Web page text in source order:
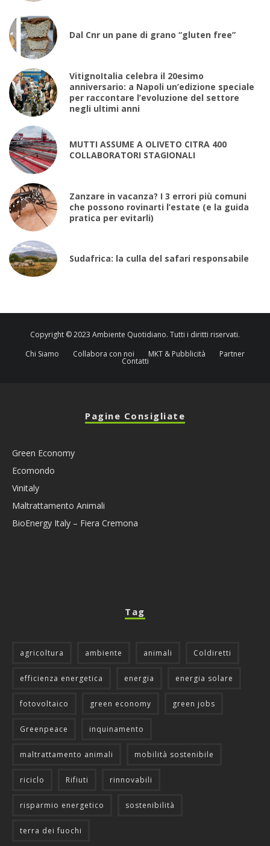
Dal Cnr un pane di grano “gluten free”
VitignoItalia celebra il 20esimo
anniversario: a Napoli un’edizione speciale
per raccontare l’evoluzione del settore
negli ultimi anni
MUTTI ASSUME A OLIVETO CITRA 400
COLLABORATORI STAGIONALI
Zanzare in vacanza? I 3 errori più comuni
che possono rovinarti l’estate (e la guida
pratica per evitarli)
Sudafrica: la culla del safari responsabile
Copyright © 2023 Ambiente Quotidiano. Tutti i diritti riservati.
Chi Siamo
Collabora con noi MKT & Pubblicità Partner
Contatti
Pagine Consigliate
Green Economy
Ecomondo
Vinitaly
Maltrattamento Animali
BioEnergy Italy – Fiera Cremona
Tag
agricoltura ambiente animali Coldiretti
efficienza energetica energia energia solare
fotovoltaico green economy green jobs
Greenpeace inquinamento
maltrattamento animali mobilità sostenibile
riciclo Rifiuti rinnovabili
risparmio energetico sostenibilità
terra dei fuochi